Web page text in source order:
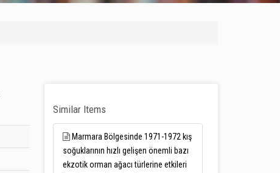
Similar Items
Marmara Bölgesinde 1971-1972 kış
soğuklarının hızlı gelişen önemli bazı
ekzotik orman ağacı türlerine etkileri